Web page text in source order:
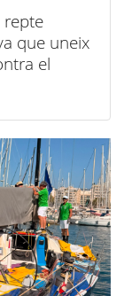
repte
que uneix
el